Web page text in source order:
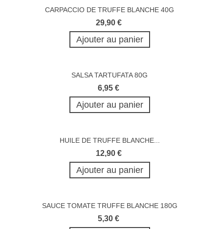
CARPACCIO DE TRUFFE BLANCHE 40G
29,90 €
Ajouter au panier
SALSA TARTUFATA 80G
6,95 €
Ajouter au panier
HUILE DE TRUFFE BLANCHE...
12,90 €
Ajouter au panier
SAUCE TOMATE TRUFFE BLANCHE 180G
5,30 €